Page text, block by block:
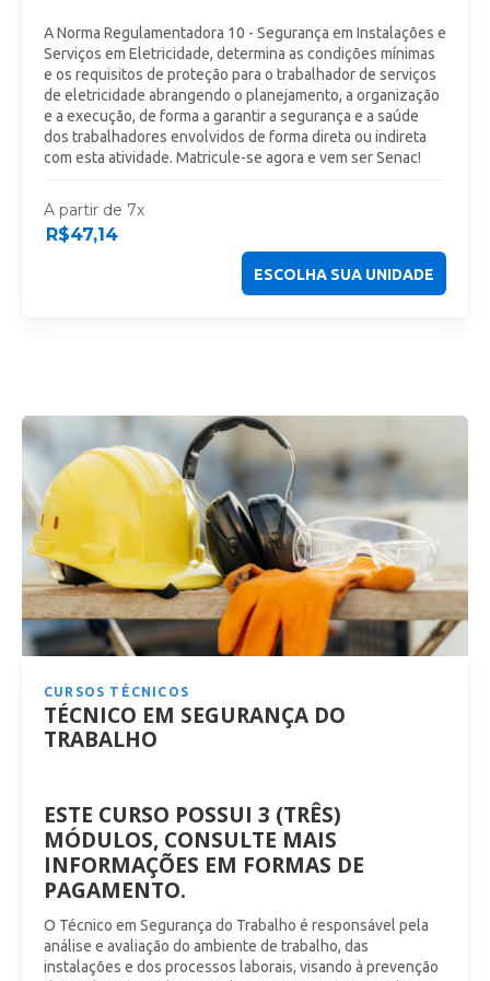
A Norma Regulamentadora 10 - Segurança em Instalações e
Serviços em Eletricidade, determina as condições mínimas
e os requisitos de proteção para o trabalhador de serviços
de eletricidade abrangendo o planejamento, a organização
e a execução, de forma a garantir a segurança e a saúde
dos trabalhadores envolvidos de forma direta ou indireta
com esta atividade. Matricule-se agora e vem ser Senac!
A partir de 7x
R$47,14
ESCOLHA SUA UNIDADE
CURSOS TÉCNICOS
TÉCNICO EM SEGURANÇA DO
TRABALHO
ESTE CURSO POSSUI 3 (TRÊS)
MÓDULOS, CONSULTE MAIS
INFORMAÇÕES EM FORMAS DE
PAGAMENTO.
O Técnico em Segurança do Trabalho é responsável pela
análise e avaliação do ambiente de trabalho, das
instalações e dos processos laborais, visando à prevenção